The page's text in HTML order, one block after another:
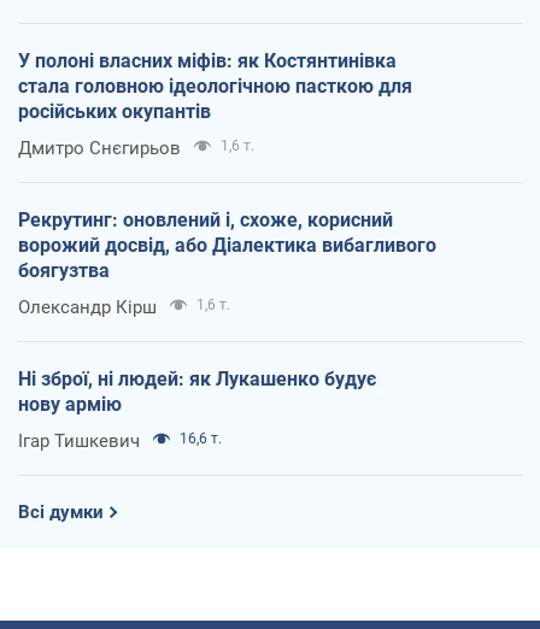
У полоні власних міфів: як Костянтинівка
стала головною ідеологічною пасткою для
російських окупантів
Дмитро Снєгирьов 1,6 т.
Рекрутинг: оновлений і, схоже, корисний
ворожий досвід, або Діалектика вибагливого
боягузтва
Олександр Кірш 1,6 т.
Ні зброї, ні людей: як Лукашенко будує
нову армію
Ігар Тишкевич 16,6 т.
Всі думки